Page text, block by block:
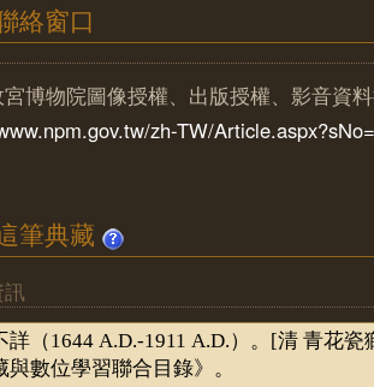
絡窗口
博物院圖像授權、出版授權、影音資
zh-TW/
筆典藏